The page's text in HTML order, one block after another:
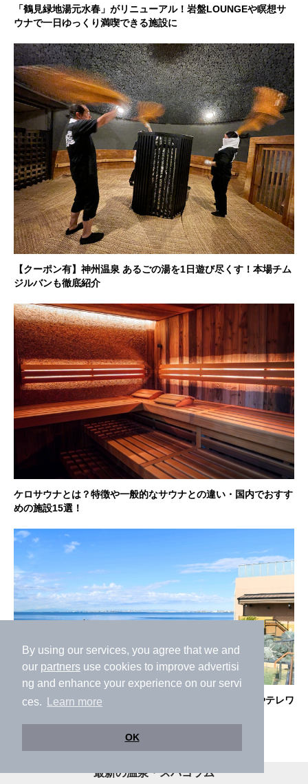
By using our services, you agree that we and
our partners use cookies to improve advertisi
ng and enhance your experience on our servi
ces.
Learn more
OK
「鶴見緑地湯元水春」がリニューアル！岩盤LOUNGEや瞑想サ
ウナで一日ゆっくり満喫できる施設に
【クーポン有】神州温泉 あるごの湯を1日遊び尽くす！本場チム
ジルバンも徹底紹介
ケロサウナとは？特徴や一般的なサウナとの違い・国内でおすす
めの施設15選！
千葉県で人気のスーパー銭湯21選！海の見える絶景露天やテレワ
最新の温泉・スパコラム